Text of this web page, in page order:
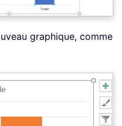
graphique, comme